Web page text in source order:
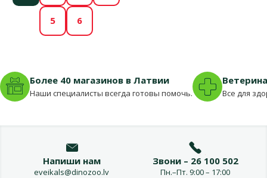
5 6
Более 40 магазинов в Латвии
Наши специалисты всегда готовы помочь. Все для
Напиши нам
eveikals@dinozoo.lv
Звони – 26 100 502
Пн.–Пт. 9:00 – 17:00